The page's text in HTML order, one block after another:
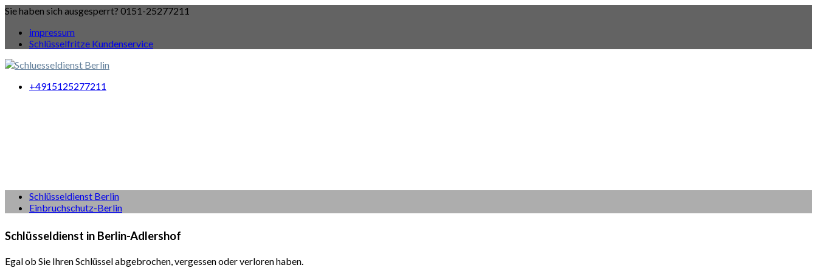
Sie haben sich ausgesperrt? 0151-25277211
impressum
Schlüsselfritze Kundenservice
+4915125277211
Schlüsseldienst Berlin
Einbruchschutz-Berlin
Schlüsseldienst in Berlin-Adlershof
Egal ob Sie Ihren Schlüssel abgebrochen, vergessen oder verloren haben.